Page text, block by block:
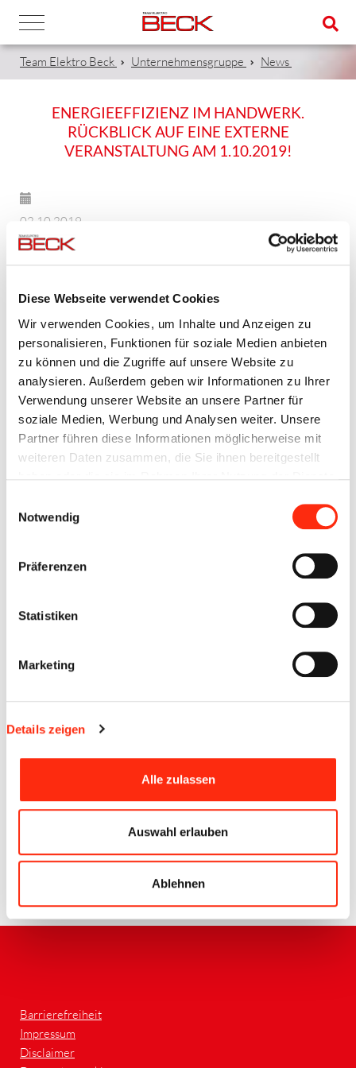
Diese Webseite verwendet Cookies
Wir verwenden Cookies, um Inhalte und Anzeigen zu
personalisieren, Funktionen für soziale Medien anbieten
zu können und die Zugriffe auf unsere Website zu
analysieren. Außerdem geben wir Informationen zu Ihrer
Verwendung unserer Website an unsere Partner für
soziale Medien, Werbung und Analysen weiter. Unsere
Partner führen diese Informationen möglicherweise mit
weiteren Daten zusammen, die Sie ihnen bereitgestellt
Notwendig
Präferenzen
Statistiken
Marketing
Details zeigen
Alle zulassen
Auswahl erlauben
Ablehnen
Team Elektro Beck Unternehmensgruppe News
ENERGIEEFFIZIENZ IM HANDWERK.
RÜCKBLICK AUF EINE EXTERNE
VERANSTALTUNG AM 1.10.2019!
02.10.2019
Im Rahmen einer durch den VbW - Vereinigung bayerischer
Automation Gastgeber und Referent zum Thema zugleich.
Industrie, produzierendes Gewerbe, Energieversorger und
Vertreter der Wirtschaft.
Nach den theoretischen Vorträgen in der BECK
Lehrwerkstatt, u.a. Thema "Maßgeschneiderte
Energiespeicherlösungen der Beck Automation" von Bernd
Baumgartner (GF, Beck Automation) konnten wir unsere
eigenen Praxisbeispiele vor Ort zeigen, z.B. BECK Powerbank
Aktuell stehen vier Energiespeicher-Container von 10 bis 20
Fuß auf dem Parkplatz der Automation, wo die Mitarbeiter
Die Veranstaltung fand im Zeitraum von 12-18 Uhr statt!
Barrierefreiheit
Impressum
Disclaimer